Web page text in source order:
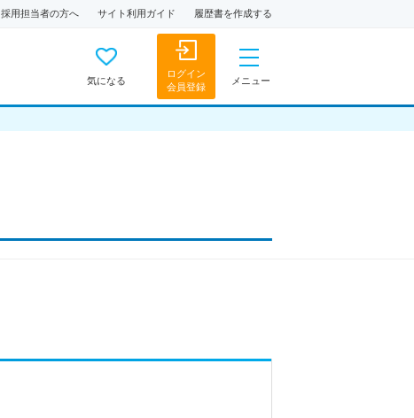
採用担当者の方へ サイト利用ガイド 履歴書を作成する
気になる
ログイン
会員登録
メニュー